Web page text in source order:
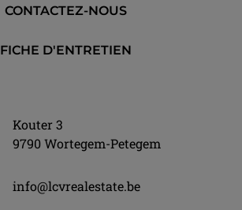
CONTACTEZ-NOUS
FICHE D'ENTRETIEN
Kouter 3
9790 Wortegem-Petegem
info@lcvrealestate.be